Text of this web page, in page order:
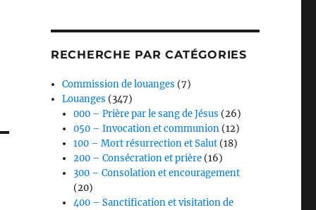
RECHERCHE PAR CATÉGORIES
Commission de louanges (7)
Louanges (347)
000 – Prière par le sang de Jésus (26)
050 – Invocation et communion (12)
100 – Mort résurrection et Salut (18)
200 – Consécration et prière (16)
300 – Consolation et encouragement
(20)
400 – Sanctification et visitation de